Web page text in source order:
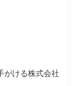
がける株式会社